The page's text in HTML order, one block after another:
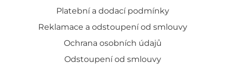
Platební a dodací podmínky
Reklamace a odstoupení od smlouvy
Ochrana osobních údajů
Odstoupení od smlouvy